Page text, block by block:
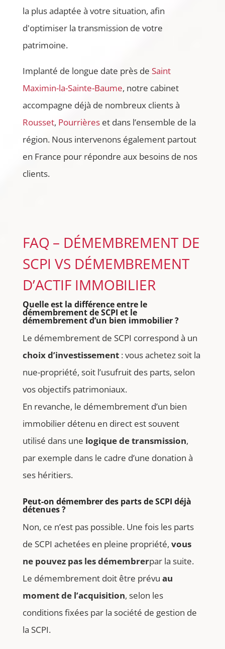
la plus adaptée à votre situation, afin
d'optimiser la transmission de votre
patrimoine.
Implanté de longue date près de Saint
Maximin-la-Sainte-Baume, notre cabinet
accompagne déjà de nombreux clients à
Rousset, Pourrièreset dans l’ensemble de la
région. Nous intervenons également partout
en France pour répondre aux besoins de nos
clients.
FAQ – DÉMEMBREMENT DE
SCPI VS DÉMEMBREMENT
D’ACTIF IMMOBILIER
Quelle est la différence entre le
démembrement de SCPI et le
démembrement d’un bien immobilier ?
Le démembrement de SCPI correspond à un
choix d’investissement: vous achetez soit la
nue-propriété, soit l’usufruit des parts, selon
vos objectifs patrimoniaux.
En revanche, le démembrement d’un bien
immobilier détenu en direct est souvent
utilisé dans une logique de transmission,
par exemple dans le cadre d’une donation à
ses héritiers.
Peut-on démembrer des parts de SCPI déjà
détenues ?
Non, ce n’est pas possible. Une fois les parts
de SCPI achetées en pleine propriété, vous
ne pouvez pas les démembrerpar la suite.
Le démembrement doit être prévu au
moment de l’acquisition, selon les
conditions fixées par la société de gestion de
la SCPI.